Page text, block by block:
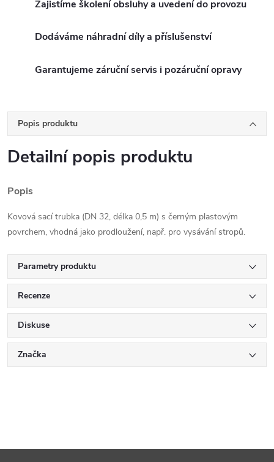
Zajistíme školení obsluhy a uvedení do provozu
Dodáváme náhradní díly a příslušenství
Garantujeme záruční servis i pozáruční opravy
Popis produktu
Detailní popis produktu
Popis
Kovová sací trubka (DN 32, délka 0,5 m) s černým plastovým
povrchem, vhodná jako prodloužení, např. pro vysávání stropů.
Parametry produktu
Recenze
Diskuse
Značka